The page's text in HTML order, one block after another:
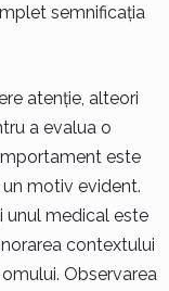
semnificația
atenție, alteori
a evalua o
este
motiv evident.
unul medical este
contextului
Observarea